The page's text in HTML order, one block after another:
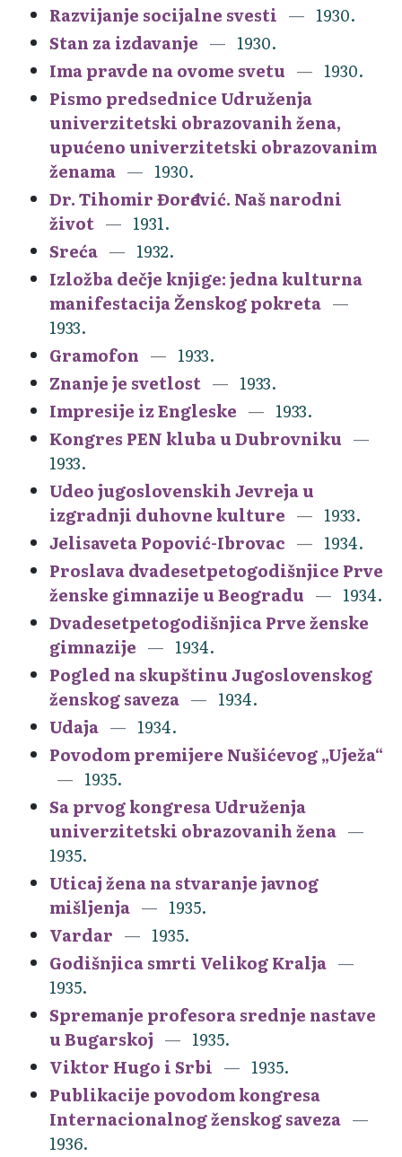
Razvijanje socijalne svesti
1930.
Stan za izdavanje
1930.
Ima pravde na ovome svetu
1930.
Pismo predsednice Udruženja
univerzitetski obrazovanih žena,
upućeno univerzitetski obrazovanim
ženama
1930.
Dr. Tihomir Đorđević. Naš narodni
život
1931.
Sreća
1932.
Izložba dečje knjige: jedna kulturna
manifestacija Ženskog pokreta
1933.
Gramofon
1933.
Znanje je svetlost
1933.
Impresije iz Engleske
1933.
Kongres PEN kluba u Dubrovniku
1933.
Udeo jugoslovenskih Jevreja u
izgradnji duhovne kulture
1933.
Jelisaveta Popović-Ibrovac
1934.
Proslava dvadesetpetogodišnjice Prve
ženske gimnazije u Beogradu
1934.
Dvadesetpetogodišnjica Prve ženske
gimnazije
1934.
Pogled na skupštinu Jugoslovenskog
ženskog saveza
1934.
Udaja
1934.
Povodom premijere Nušićevog „Uježa“
1935.
Sa prvog kongresa Udruženja
univerzitetski obrazovanih žena
1935.
Uticaj žena na stvaranje javnog
mišljenja
1935.
Vardar
1935.
Godišnjica smrti Velikog Kralja
1935.
Spremanje profesora srednje nastave
u Bugarskoj
1935.
Viktor Hugo i Srbi
1935.
Publikacije povodom kongresa
Internacionalnog ženskog saveza
1936.